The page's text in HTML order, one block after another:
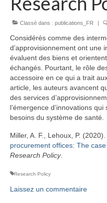
Classé dans : publications_FR |
Considérés comme des
d’approvisionnement ont une
évaluent des biens et
échangés. Pourtant, le rôle
accessoire en ce qui a trait
article, les auteurs avancent
des services
l’émergence d’innovations
besoins du système de santé.
Miller, A. F., Lehoux, P. (2020).
procurement offices: The
Research Policy.
Research Policy
Laissez un commentaire